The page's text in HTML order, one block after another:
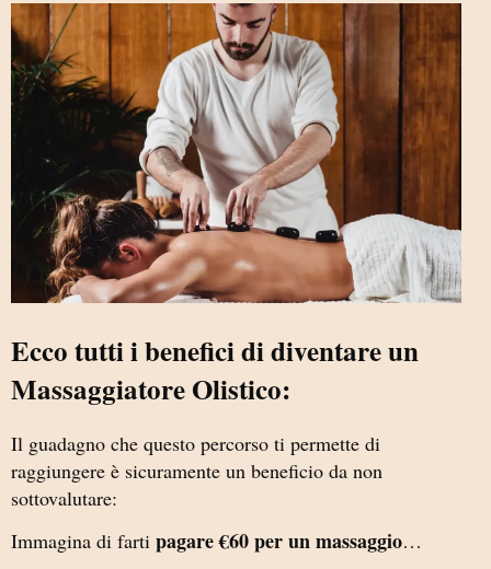
Ecco tutti i benefici di diventare un
Massaggiatore Olistico:
Il guadagno che questo percorso ti permette di
raggiungere è sicuramente un beneficio da non
sottovalutare:
Immagina di farti pagare €60 per un massaggio…